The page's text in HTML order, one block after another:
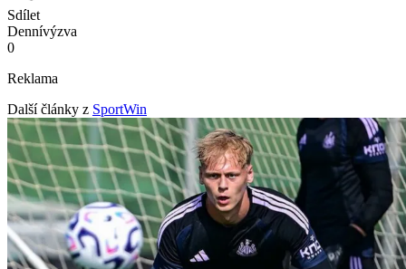
Sdílet
Dennívýzva
0
Reklama
Další články z SportWin